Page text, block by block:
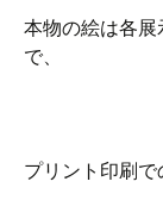
本物の絵は各
で、
プリント印刷で